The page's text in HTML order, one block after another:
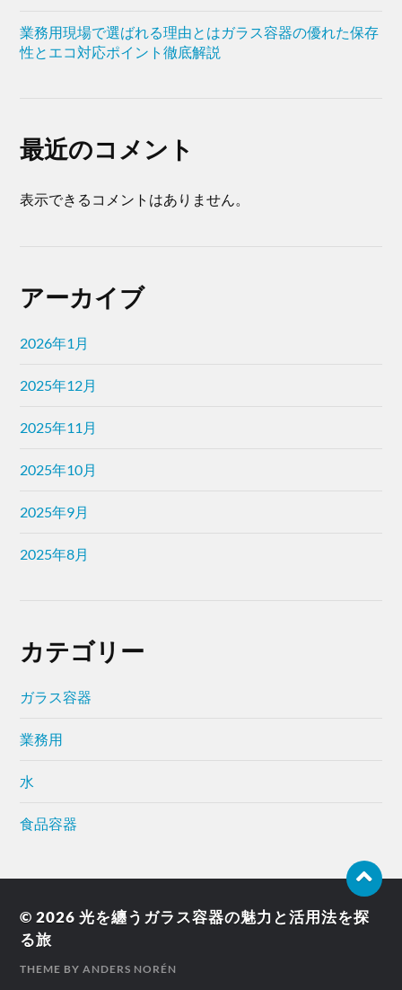
業務用現場で選ばれる理由とはガラス容器の優れた保存
性とエコ対応ポイント徹底解説
最近のコメント
表示できるコメントはありません。
アーカイブ
2026年1月
2025年12月
2025年11月
2025年10月
2025年9月
2025年8月
カテゴリー
ガラス容器
業務用
水
食品容器
© 2026光を纏うガラス容器の魅力と活用法を探
る旅
THEME BYANDERS NORÉN